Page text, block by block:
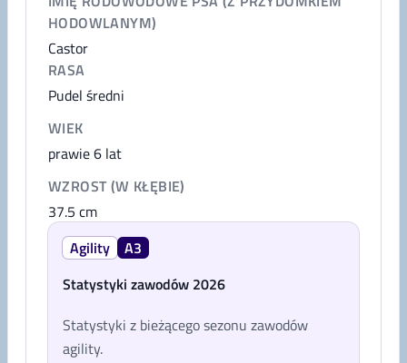
HODOWLANYM)
Castor
RASA
Pudel średni
WIEK
prawie 6 lat
WZROST (W KŁĘBIE)
37.5 cm
Agility
A3
Statystyki zawodów 2026
Statystyki z bieżącego sezonu zawodów
agility.